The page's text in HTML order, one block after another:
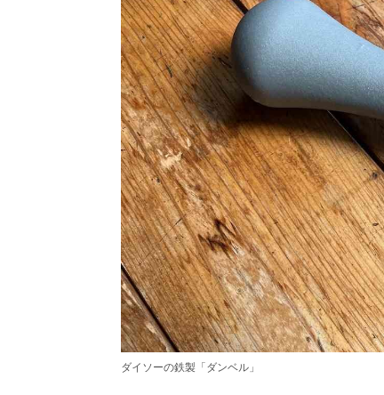
ダイソーの鉄製「ダンベル」